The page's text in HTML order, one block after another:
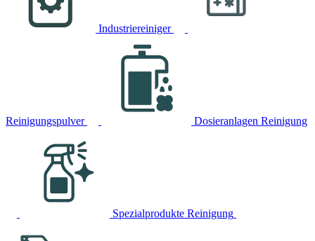
Industriereiniger
Reinigungspulver Dosieranlagen Reinigung
Spezialprodukte Reinigung